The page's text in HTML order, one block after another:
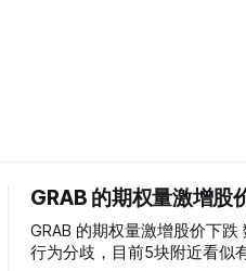
GRAB 的期权量激增股
GRAB 的期权量激增股价下跌 数据和价格
行为分歧，目前5块附近看似